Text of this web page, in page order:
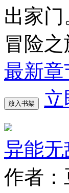
出家
冒险之
最新
放入书架 立
异能
作者：